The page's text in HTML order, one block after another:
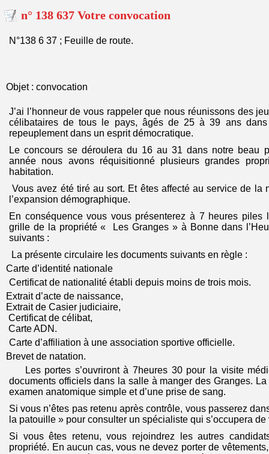
n° 138 637 Votre convocation
N°138 6 37 ; Feuille de route.
Objet : convocation
J’ai l’honneur de vous rappeler que nous réunissons des
célibataires de tous le pays, âgés de 25 à 39 ans
repeuplement dans un esprit démocratique.
Le concours se déroulera du 16 au 31 dans notre beau
année nous avons réquisitionné plusieurs grandes
habitation.
Vous avez été tiré au sort. Et êtes affecté au service de la
l’expansion démographique.
En conséquence vous vous présenterez à 7 heures
grille de la propriété « Les Granges » à Bonne dans
suivants :
La présente circulaire les documents suivants en règle :
Carte d’identité nationale
Certificat de nationalité établi depuis moins de trois mois.
Extrait d’acte de naissance,
Extrait de Casier judiciaire,
Certificat de célibat,
Carte ADN.
Carte d’affiliation à une association sportive officielle.
Brevet de natation.
Les portes s’ouvriront à 7heures 30 pour la visite
documents officiels dans la salle à manger des Granges. La
examen anatomique simple et d’une prise de sang.
Si vous n’êtes pas retenu après contrôle, vous passerez
la patouille » pour consulter un spécialiste qui s’occupera de
Si vous êtes retenu, vous rejoindrez les autres
propriété. En aucun cas, vous ne devez porter de